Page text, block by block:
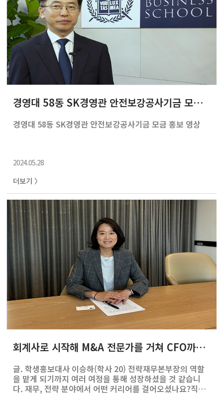
경영대 58동 SK경영관 안전보강공사기금 모금 홍보 영상
경영대 58동 SK경영관 안전보강공사기금 모금 홍보 영상
2024.05.28
더보기 〉
회계사로 시작해 M&A 전문가를 거쳐 CFO까지, 최혜미 캐롯손해보험 전략재무본부장
글. 학생홍보대사 이승하(학사 20) 전략재무본부장의 역할
을 맡게 되기까지 여러 여정을 통해 성장하셨을 것 같습니
다. 재무, 전략 분야에서 어떤 커리어를 걸어오셨나요?직장